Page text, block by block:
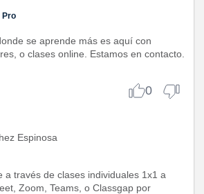
Pro
se aprende más es aquí con
o clases online. Estamos en contacto.
0
Espinosa
a través de clases individuales 1x1 a
Zoom, Teams, o Classgap por